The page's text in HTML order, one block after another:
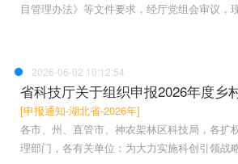
目管理办法》等文件要求，经厅党组会审议，
2026-06-02 10:12:54
省科技厅关于组织申报2026年度乡
[申报通知-湖北省-2026年]
各市、州、直管市、神农架林区科技局，各扩
理部门，各有关单位：为大力实施科创引领战